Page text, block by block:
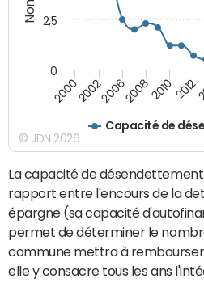
Capacité de
20002002200620082010 2012
0
2,5
© JDN 2026
La capacité de désendettement
rapport entre l'encours de la
épargne (sa capacité
permet de déterminer le
commune mettra à
elle y consacre tous les ans